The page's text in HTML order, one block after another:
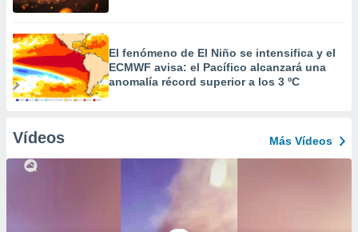
El fenómeno de El Niño se intensifica y el
ECMWF avisa: el Pacífico alcanzará una
anomalía récord superior a los 3 ºC
Vídeos Más Vídeos